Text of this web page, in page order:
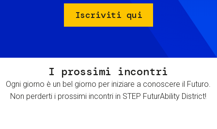
Iscriviti qui
I prossimi incontri
Ogni giorno è un bel giorno per iniziare a conoscere il Futuro.
Non perderti i prossimi incontri in STEP FuturAbility District!